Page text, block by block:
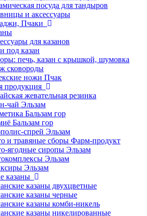
посуда для тандыров
и аксессуары
Пчаки
для казанов
под казан
печь, казан с крышкой, шумовка
сковороды
ножи Пчак
продукция
жевательная резинка
чай Эльзам
Бальзам гор
Бальзам гор
спрей Эльзам
и травяные сборы Фарм-продукт
ягодные сиропы Эльзам
Эльзам
Эльзам
казаны
казаны двухцветные
казаны черные
казаны комби-никель
казаны никелированные